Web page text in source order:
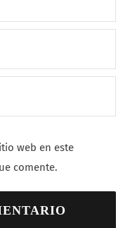
web en este
comente.